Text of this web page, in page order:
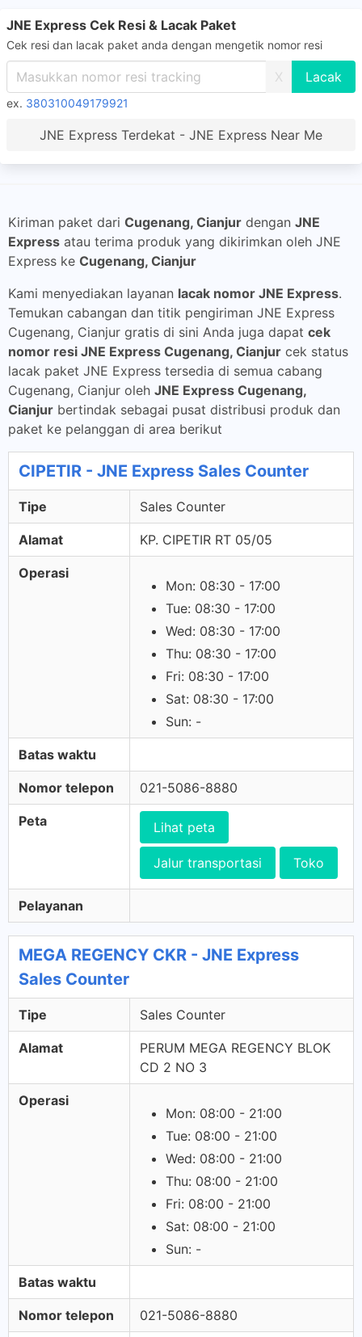
JNE Express Cek Resi & Lacak Paket
Cek resi dan lacak paket anda dengan mengetik nomor resi
X
ex. 380310049179921
JNE Express Terdekat - JNE Express Near Me
Kiriman paket dari Cugenang, Cianjur dengan JNE
Express atau terima produk yang dikirimkan oleh JNE
Express ke Cugenang, Cianjur
Kami menyediakan layanan lacak nomor JNE Express.
Temukan cabangan dan titik pengiriman JNE Express
Cugenang, Cianjur gratis di sini Anda juga dapat cek
nomor resi JNE Express Cugenang, Cianjur cek status
lacak paket JNE Express tersedia di semua cabang
Cugenang, Cianjur oleh JNE Express Cugenang,
Cianjur bertindak sebagai pusat distribusi produk dan
paket ke pelanggan di area berikut
CIPETIR - JNE Express Sales Counter
Tipe Sales Counter
Alamat KP. CIPETIR RT 05/05
Operasi
Mon: 08:30 - 17:00
Tue: 08:30 - 17:00
Wed: 08:30 - 17:00
Thu: 08:30 - 17:00
Fri: 08:30 - 17:00
Sat: 08:30 - 17:00
Sun: -
Batas waktu
Nomor telepon 021-5086-8880
Peta Lihat peta
Jalur transportasi Toko
Pelayanan
MEGA REGENCY CKR - JNE Express
Sales Counter
Tipe Sales Counter
Alamat
PERUM MEGA REGENCY BLOK
CD 2 NO 3
Operasi
Mon: 08:00 - 21:00
Tue: 08:00 - 21:00
Wed: 08:00 - 21:00
Thu: 08:00 - 21:00
Fri: 08:00 - 21:00
Sat: 08:00 - 21:00
Sun: -
Batas waktu
Nomor telepon 021-5086-8880